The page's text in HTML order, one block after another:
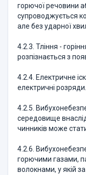
горючої речовини
супроводжується
але без ударної
4.2.3. Тління -
розпізнається з
4.2.4. Електричне
електричні розряди.
4.2.5.
середовище
чинників може
4.2.6.
горючими газами,
волокнами, у якій